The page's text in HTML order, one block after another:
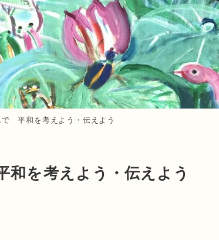
平和を考えよう・伝えよう
を考えよう・伝えよう